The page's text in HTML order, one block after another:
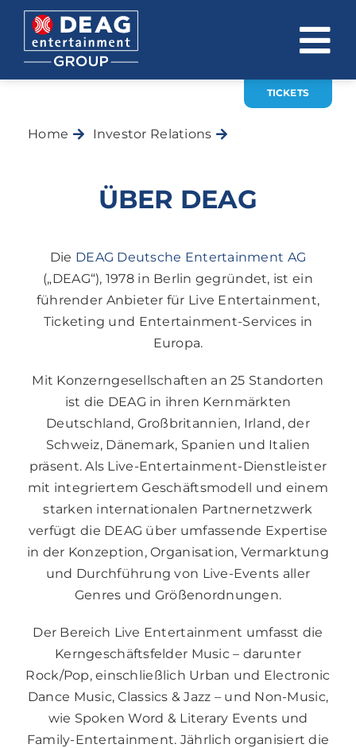
Zum
Inhalt
springen
INVESTOR RELATIONS
KONTAKT
News
TICKETS
Home Investor Relations
ÜBER DEAG
Die DEAG Deutsche Entertainment AG
(„DEAG“), 1978 in Berlin gegründet, ist ein
führender Anbieter für Live Entertainment,
Ticketing und Entertainment-Services in
Europa.
Mit Konzerngesellschaften an 25 Standorten
ist die DEAG in ihren Kernmärkten
Deutschland, Großbritannien, Irland, der
Schweiz, Dänemark, Spanien und Italien
präsent. Als Live-Entertainment-Dienstleister
mit integriertem Geschäftsmodell und einem
starken internationalen Partnernetzwerk
verfügt die DEAG über umfassende Expertise
in der Konzeption, Organisation, Vermarktung
und Durchführung von Live-Events aller
Genres und Größenordnungen.
Der Bereich Live Entertainment umfasst die
Kerngeschäftsfelder Music – darunter
Rock/Pop, einschließlich Urban und Electronic
Dance Music, Classics & Jazz – und Non-Music,
wie Spoken Word & Literary Events und
Family-Entertainment. Jährlich organisiert die